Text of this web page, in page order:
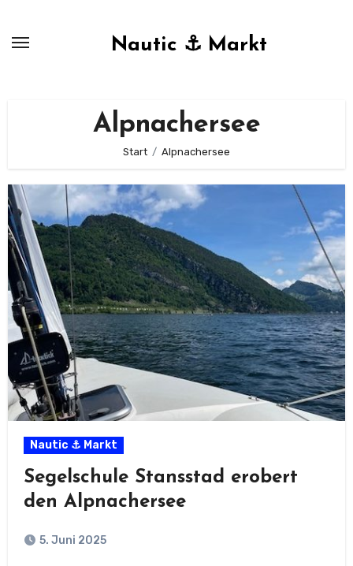
Nautic ⚓ Markt
Alpnachersee
Start Alpnachersee
Nautic ⚓ Markt
Segelschule Stansstad erobert
den Alpnachersee
5. Juni 2025